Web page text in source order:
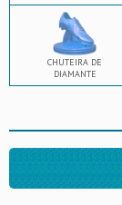
CHUTEIRA DE
DIAMANTE